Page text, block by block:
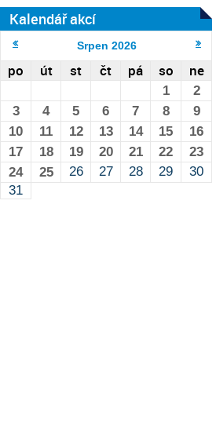
Kalendář akcí
Srpen 2026
po út st čt pá so ne
1
2
3
4 5 6 7 8
9
10
11 12 13 14 15
16
17
18 19 20 21 22
23
24
25 26 27 28 29
30
31